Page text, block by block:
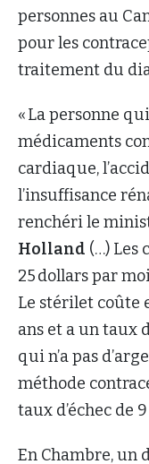
personnes au
pour les
traitement du
« La personne qui
médicaments
cardiaque,
l’insuffisance
renchéri le
Holland (…) Les
25 dollars par
Le stérilet coûte
ans et a un taux
qui n’a pas
méthode
taux d’échec de 9
En Chambre, un